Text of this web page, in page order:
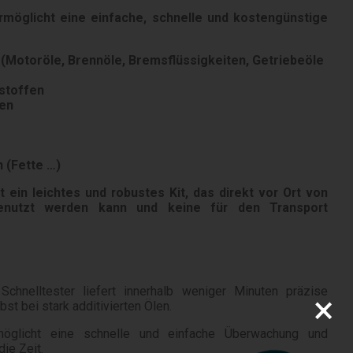
eine einfache, schnelle und kostengünstige
Brennöle, Bremsflüssigkeiten, Getriebeöle
(Fette …)
ein leichtes und robustes Kit, das direkt vor Ort von
werden kann und keine für den Transport
liefert innerhalb weniger Minuten präzise
bei stark additivierten Ölen.
eine schnelle und einfache Überwachung und
Zeit.
×